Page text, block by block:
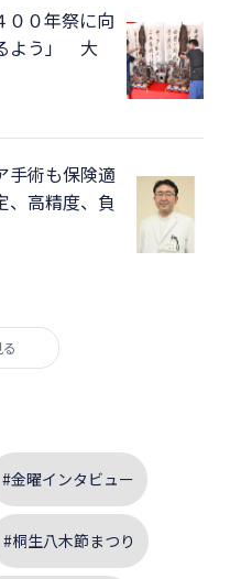
００年祭に向
よう」 大
手術も保険適
高精度、負
#金曜インタビュー
#桐生八木節まつり